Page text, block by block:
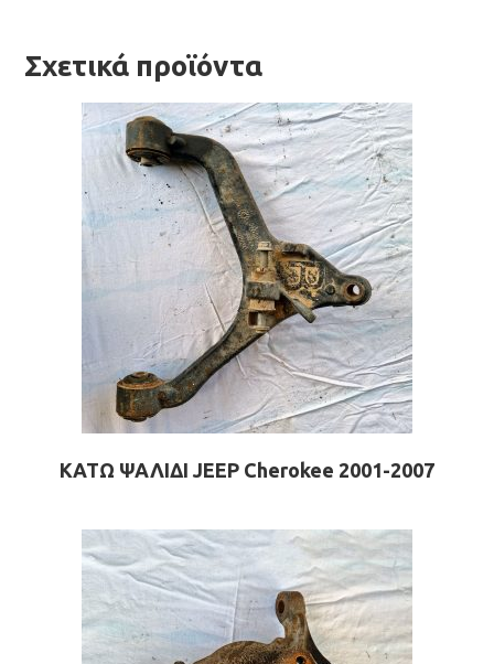
Σχετικά προϊόντα
ΚΑΤΩ ΨΑΛΙΔΙ JEEP Cherokee 2001-2007